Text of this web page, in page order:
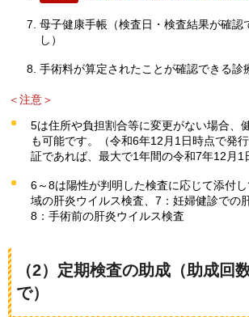
母子健康手帳（検査日・検査結果が確認
し）
手術料が算定されたことが確認できる診
＜注意＞
5は住所や負担割合等に変更がない場合、
も可能です。（令和6年12月1日時点で発
証であれば、最大で1年間の令和7年12月1
6～8は陽性が判明した検査に応じて添付
域の肝炎ウイルス検査、7：妊婦健診での
8：手術前の肝炎ウイルス検査
（2）定期検査の助成（助成回
で）